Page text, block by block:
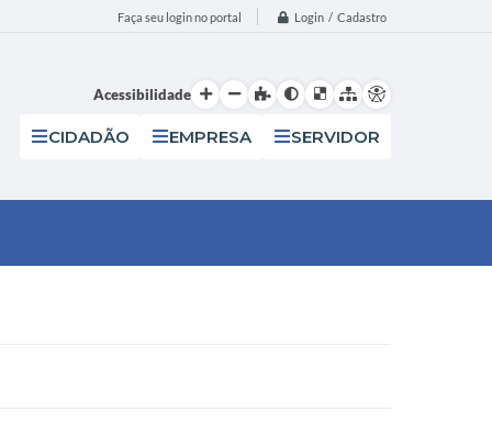
Faça seu login no portal Login / Cadastro
Acessibilidade
CIDADÃO EMPRESA SERVIDOR